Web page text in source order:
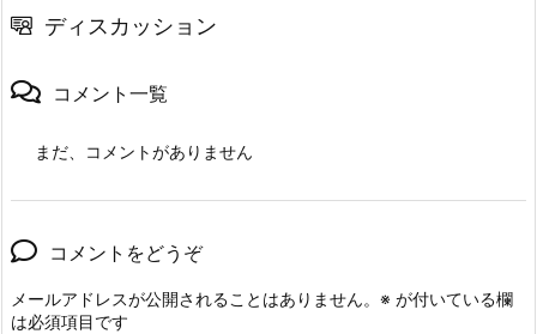
ディスカッション
コメント一覧
まだ、コメントがありません
コメントをどうぞ
メールアドレスが公開されることはありません。 ※ が付いている欄
は必須項目です